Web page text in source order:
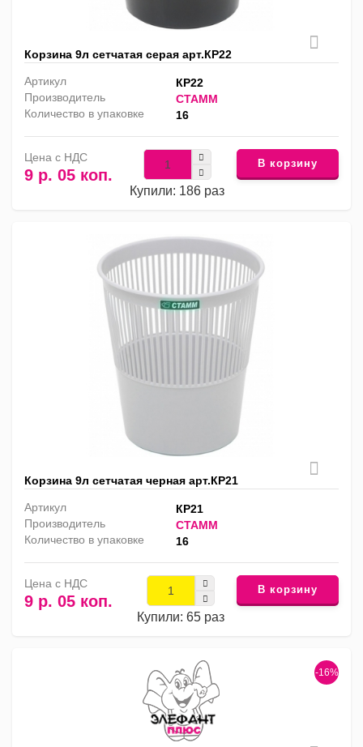
Корзина 9л сетчатая серая арт.КР22
Артикул
КР22
Производитель
СТАММ
Количество в упаковке
16
Цена с НДС
9 р. 05 коп.
Купили: 186 раз
В корзину
Корзина 9л сетчатая черная арт.КР21
Артикул
КР21
Производитель
СТАММ
Количество в упаковке
16
Цена с НДС
9 р. 05 коп.
Купили: 65 раз
В корзину
-16%